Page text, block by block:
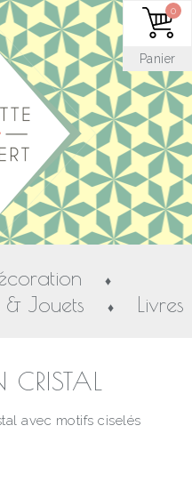
♦
& Jouets ♦ Livres
CRISTAL
avec motifs ciselés
Panier
0